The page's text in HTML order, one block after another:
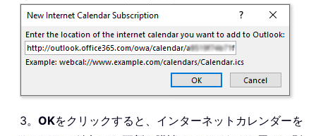
3。 OKをクリックすると、インターネットカレンダーを